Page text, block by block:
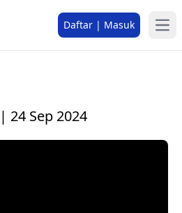
Daftar | Masuk
24 Sep 2024